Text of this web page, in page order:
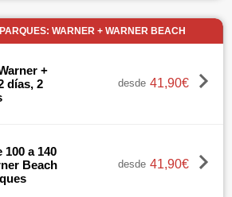
WARNER + WARNER BEACH
+
días, 2
desde 41,90€
a 140
Beach
desde 41,90€